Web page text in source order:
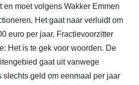
en moet volgens Wakker Emmen
Het gaat naar verluidt om
euro per jaar. Fractievoorzitter
Het is te gek voor woorden. De
gaat uit vanwege
slechts geld om eenmaal per jaar